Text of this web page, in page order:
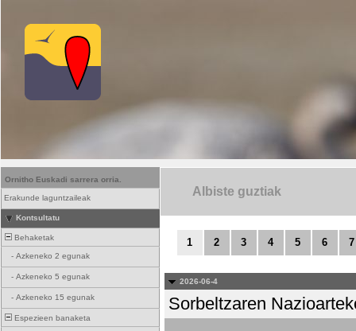
Ornitho Euskadi sarrera orria.
Erakunde laguntzaileak
Kontsultatu
Behaketak
- Azkeneko 2 egunak
- Azkeneko 5 egunak
- Azkeneko 15 egunak
Espezieen banaketa
Albiste guztiak
1 2 3 4 5 6 7
2026-06-4
Sorbeltzaren